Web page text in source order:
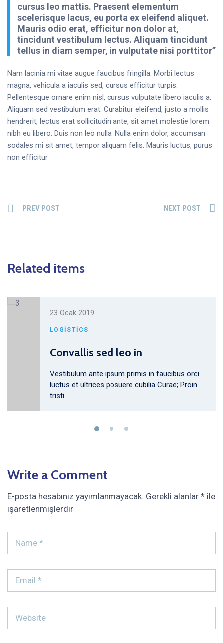
cursus leo mattis. Praesent elementum
scelerisque lacus, eu porta ex eleifend aliquet.
Mauris odio erat, efficitur non dolor at,
tincidunt vestibulum lectus. Aliquam tincidunt
tellus in diam semper, in vulputate nisi porttitor”
Nam lacinia mi vitae augue faucibus fringilla. Morbi lectus
magna, vehicula a iaculis sed, cursus efficitur turpis.
Pellentesque ornare enim nisl, cursus vulputate libero iaculis a.
Aliquam sed vestibulum erat. Curabitur eleifend, justo a mollis
hendrerit, lectus erat sollicitudin ante, sit amet molestie lorem
nibh eu libero. Duis non leo nulla. Nulla enim dolor, accumsan
sodales mi sit amet, tempor aliquam felis. Mauris luctus, purus
non efficitur
PREV POST NEXT POST
Related items
23 Ocak 2019
LOGISTICS
Convallis sed leo in
Vestibulum ante ipsum primis in faucibus orci
luctus et ultrices posuere cubilia Curae; Proin
tristi
Write a Comment
E-posta hesabınız yayımlanmayacak. Gerekli alanlar * ile
işaretlenmişlerdir